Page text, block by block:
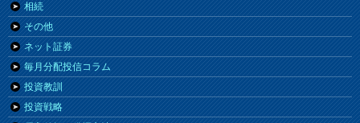
相続
その他
ネット証券
毎月分配投信コラム
投資教訓
投資戦略